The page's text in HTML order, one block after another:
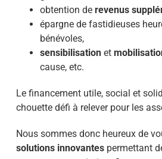
obtention de revenus
épargne de fastidieuses
bénévoles,
sensibilisationet
cause, etc.
Le financement utile, social et
chouette défi à relever pour les
Nous sommes donc heureux de
solutions innovantespermettant